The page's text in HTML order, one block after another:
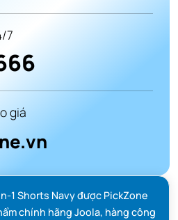
7
giá
1 Shorts Navy được PickZone
chính hãng Joola, hàng công